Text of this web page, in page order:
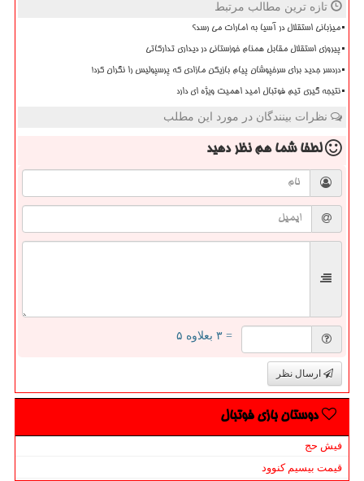
تازه ترین مطالب مرتبط
میزبانی استقلال در آسیا به امارات می رسد؟
پیروزی استقلال مقابل همنام خوزستانی در دیداری تدارکاتی
دردسر جدید برای سرخپوشان پیام بازیکن مازادی که پرسپولیس را نگران کرد!
نتیجه گیری تیم فوتبال امید اهمیت ویژه ای دارد
نظرات بینندگان در مورد این مطلب
لطفا شما همنظر دهید
= ۳ بعلاوه ۵
ارسال نظر
دوستان بازی فوتبال
فیش حج
قیمت بیسیم کنوود